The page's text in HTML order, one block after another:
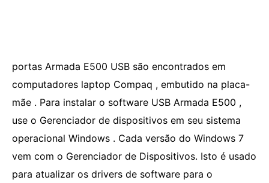
portas Armada E500 USB são encontrados em
computadores laptop Compaq , embutido na placa-
mãe . Para instalar o software USB Armada E500 ,
use o Gerenciador de dispositivos em seu sistema
operacional Windows . Cada versão do Windows 7
vem com o Gerenciador de Dispositivos. Isto é usado
para atualizar os drivers de software para o